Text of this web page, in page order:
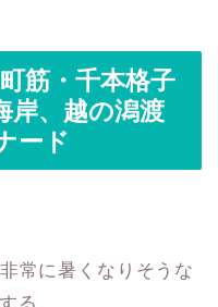
筋・千本格子
岸、越の潟渡
ード
常に暑くなりそうな